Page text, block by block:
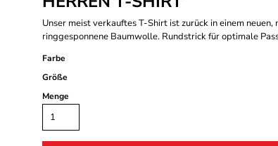
Unser meist verkauftes T-Shirt ist zurück in einem
ringgesponnene Baumwolle. Rundstrick für optimale
Farbe
Größe
Menge